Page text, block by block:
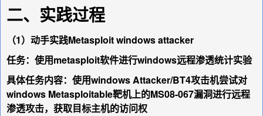
二、实践过程
（1）动手实践Metasploit windows attacker
任务：使用metasploit软件进行windows远程渗透统计实验
具体任务内容：使用windows Attacker/BT4攻击机尝试对
windows Metasploitable靶机上的MS08-067漏洞进行远程
渗透攻击，获取目标主机的访问权